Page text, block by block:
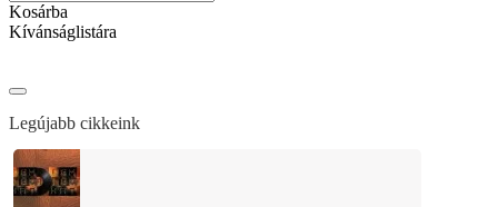
Kosárba
Kívánságlistára
Legújabb cikkeink